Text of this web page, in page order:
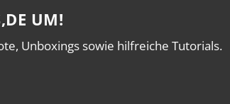
UM!
Unboxings sowie hilfreiche Tutorials.